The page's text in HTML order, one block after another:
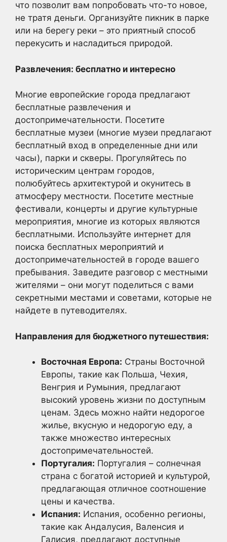
что позволит вам попробовать что-то новое,
не тратя деньги. Организуйте пикник в парке
или на берегу реки – это приятный способ
перекусить и насладиться природой.
Развлечения: бесплатно и интересно
Многие европейские города предлагают
бесплатные развлечения и
достопримечательности. Посетите
бесплатные музеи (многие музеи предлагают
бесплатный вход в определенные дни или
часы), парки и скверы. Прогуляйтесь по
историческим центрам городов,
полюбуйтесь архитектурой и окунитесь в
атмосферу местности. Посетите местные
фестивали, концерты и другие культурные
мероприятия, многие из которых являются
бесплатными. Используйте интернет для
поиска бесплатных мероприятий и
достопримечательностей в городе вашего
пребывания. Заведите разговор с местными
жителями – они могут поделиться с вами
секретными местами и советами, которые не
найдете в путеводителях.
Направления для бюджетного путешествия:
Восточная Европа: Страны Восточной
Европы, такие как Польша, Чехия,
Венгрия и Румыния, предлагают
высокий уровень жизни по доступным
ценам. Здесь можно найти недорогое
жилье, вкусную и недорогую еду, а
также множество интересных
достопримечательностей.
Португалия: Португалия – солнечная
страна с богатой историей и культурой,
предлагающая отличное соотношение
цены и качества.
Испания: Испания, особенно регионы,
такие как Андалусия, Валенсия и
Галисия, предлагают доступные